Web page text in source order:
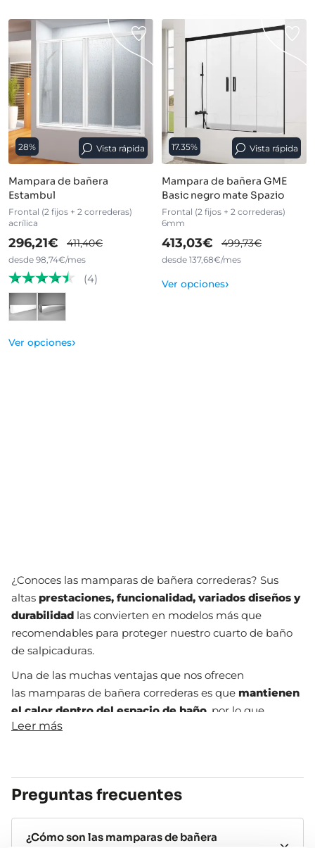
28% Vista rápida
Mampara de bañera
Estambul
Frontal (2 fijos + 2 correderas)
acrílica
296,21€ 411,40€
desde 98,74€/mes
(4)
Ver opciones›
17.35% Vista rápida
Mampara de bañera GME
Basic negro mate Spazio
Frontal (2 fijos + 2 correderas)
6mm
413,03€ 499,73€
desde 137,68€/mes
Ver opciones›
¿Conoces las mamparas de bañera correderas? Sus
altas prestaciones, funcionalidad, variados diseños y
durabilidad las convierten en modelos más que
recomendables para proteger nuestro cuarto de baño
de salpicaduras.
Una de las muchas ventajas que nos ofrecen
las mamparas de bañera correderas es que mantienen
el calor dentro del espacio de baño , por lo que
resultará un momento mucho más relajante y
correderas son estupendos para baños de tamaño
reducido.
No tienes que contar con el espacio
circundante a la mampara a la hora de abrirla, por lo
que no golpearás las puertas al manipularlas. Además,
Leer más
Preguntas frecuentes
¿Cómo son las mamparas de bañera